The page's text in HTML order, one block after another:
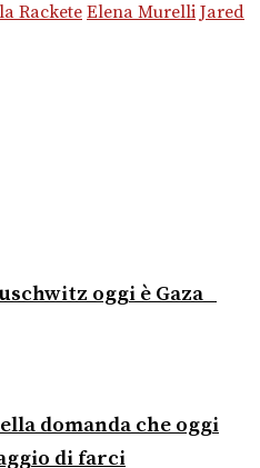
RacketeElena Murelli Jared
oggi è Gaza
domanda che oggi
di farci